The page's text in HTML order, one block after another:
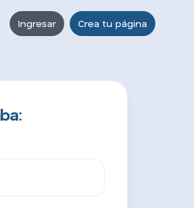
Ingresar Crea tu página